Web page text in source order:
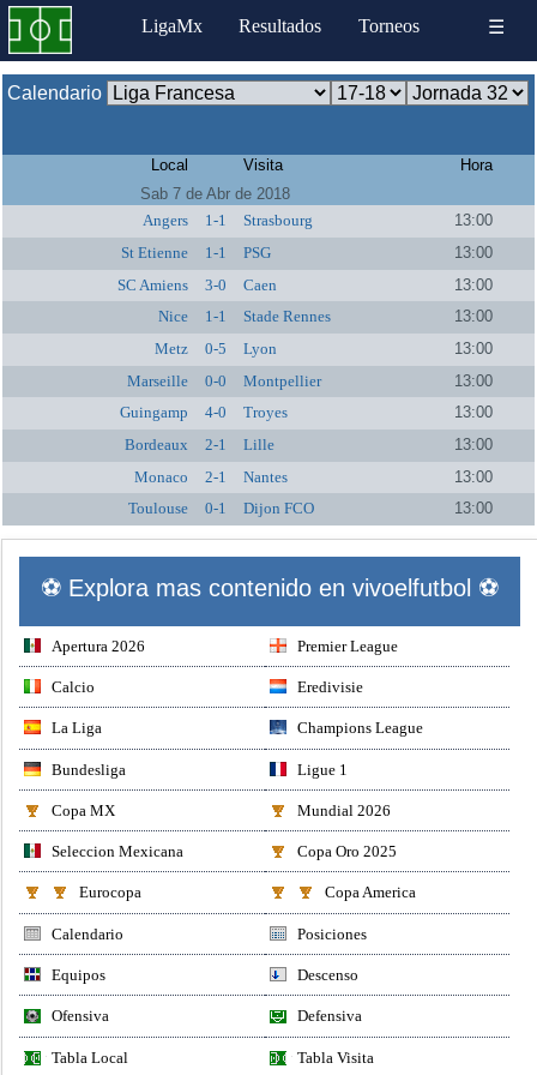
LigaMx Resultados Torneos ☰
Calendario
Local Visita
Hora
Sab 7 de Abr de 2018
Angers
1-1 Strasbourg
13:00
St Etienne
1-1 PSG
13:00
SC Amiens
3-0 Caen
13:00
Nice
1-1 Stade Rennes
13:00
Metz
0-5 Lyon
13:00
Marseille
0-0 Montpellier
13:00
Guingamp
4-0 Troyes
13:00
Bordeaux
2-1 Lille
13:00
Monaco
2-1 Nantes
13:00
Toulouse
0-1 Dijon FCO 13:00
⚽ Explora mas contenido en vivoelfutbol ⚽
Apertura 2026 Premier League
Calcio Eredivisie
La Liga Champions League
Bundesliga Ligue 1
Copa MX Mundial 2026
Seleccion Mexicana Copa Oro 2025
Eurocopa Copa America
Calendario Posiciones
Equipos Descenso
Ofensiva Defensiva
Tabla Local Tabla Visita